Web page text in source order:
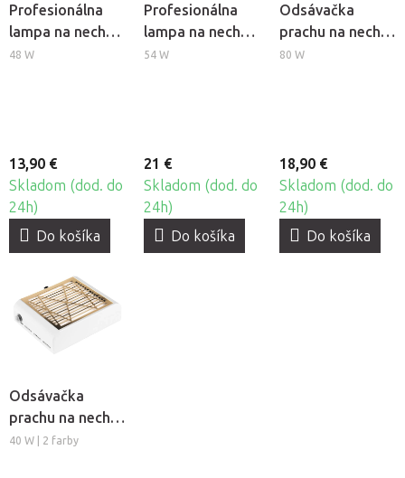
Profesionálna
lampa na nechty
BeautyOne UV
48 W
13,90 €
Skladom (dod. do
24h)
Do košíka
Profesionálna
lampa na nechty
BeautyOne UV
54 W
21 €
Skladom (dod. do
24h)
Do košíka
Odsávačka
prachu na nechty
Momo Basic 383
80 W
18,90 €
Skladom (dod. do
24h)
Do košíka
Odsávačka
prachu na nechty
Momo J-23
40 W | 2 farby